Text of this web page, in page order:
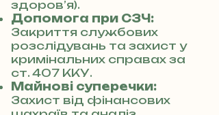
здоров’я).
Допомога при СЗЧ:
Закриття службових
розслідувань та захист у
кримінальних справах за
ст. 407 ККУ.
Майнові суперечки:
Захист від фінансових